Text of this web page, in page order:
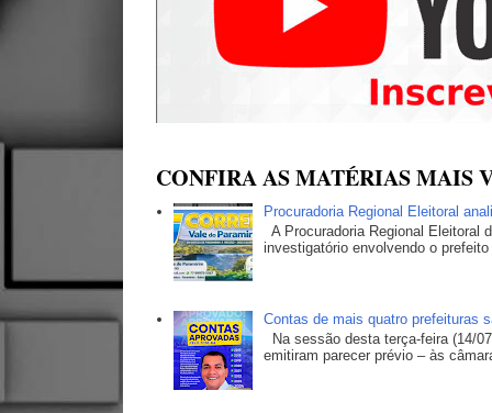
CONFIRA AS MATÉRIAS MAIS
Procuradoria Regional Eleitoral
A Procuradoria Regional Eleitoral
investigatório envolvendo o prefeito
Contas de mais quatro prefeituras
Na sessão desta terça-feira (14/
emitiram parecer prévio – às